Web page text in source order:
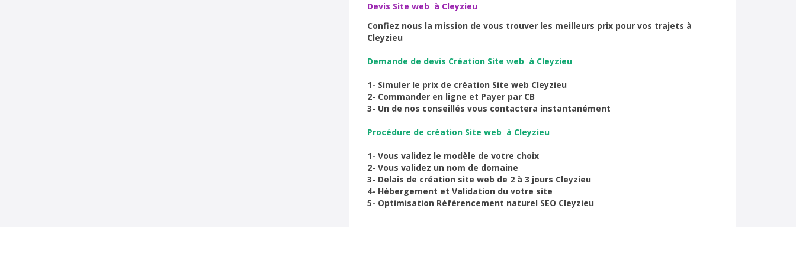
Devis Site web à Cleyzieu
Confiez nous la mission de vous trouver les meilleurs prix pour vos trajets à
Cleyzieu
Demande de devis Création Site web à Cleyzieu
1- Simuler le prix de création Site web Cleyzieu
2- Commander en ligne et Payer par CB
3- Un de nos conseillés vous contactera instantanément
Procédure de création Site web à Cleyzieu
1- Vous validez le modèle de votre choix
2- Vous validez un nom de domaine
3- Delais de création site web de 2 à 3 jours Cleyzieu
4- Hébergement et Validation du votre site
5- Optimisation Référencement naturel SEO Cleyzieu